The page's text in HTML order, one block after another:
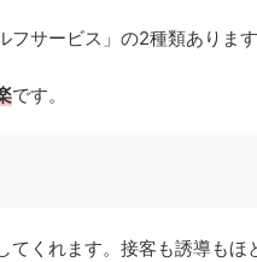
サービス」の2種類あります
です。
くれます。接客も誘導もほ